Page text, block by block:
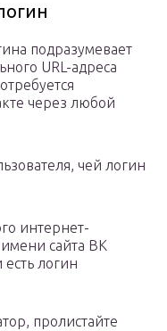
подразумевает
URL-адреса
через любой
чей логин
интернет-
сайта ВК
логин
пролистайте